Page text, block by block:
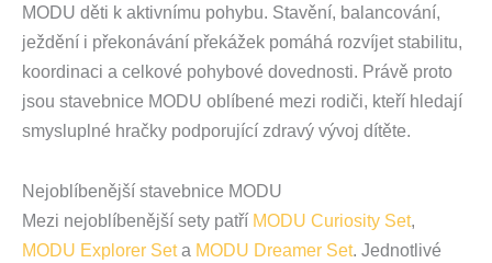
MODU děti k aktivnímu pohybu. Stavění, balancování,
ježdění i překonávání překážek pomáhá rozvíjet stabilitu,
koordinaci a celkové pohybové dovednosti. Právě proto
jsou stavebnice MODU oblíbené mezi rodiči, kteří hledají
smysluplné hračky podporující zdravý vývoj dítěte.
Nejoblíbenější stavebnice MODU
Mezi nejoblíbenější sety patří MODU Curiosity Set,
MODU Explorer Seta MODU Dreamer Set. Jednotlivé